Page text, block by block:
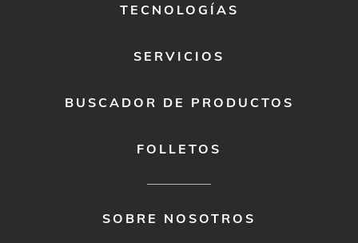
TECNOLOGÍAS
SERVICIOS
BUSCADOR DE PRODUCTOS
FOLLETOS
SOBRE NOSOTROS